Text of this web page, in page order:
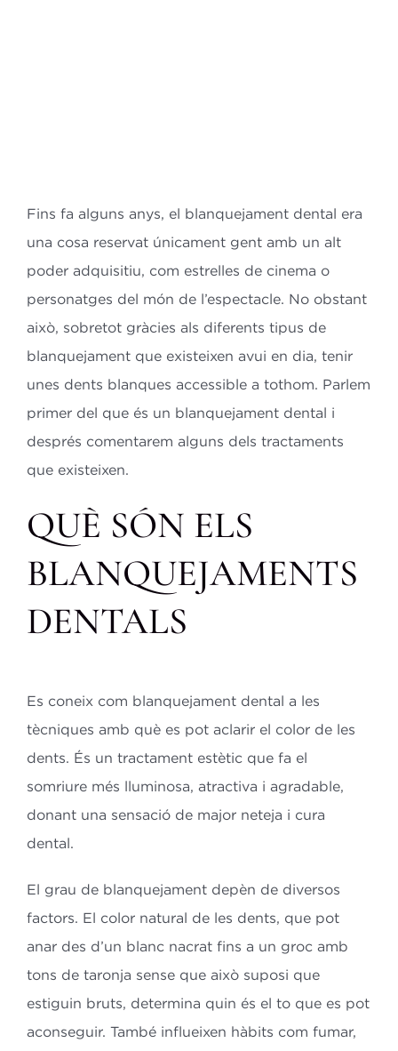
Fins fa alguns anys, el blanquejament dental era
una cosa reservat únicament gent amb un alt
poder adquisitiu, com estrelles de cinema o
personatges del món de l’espectacle. No obstant
això, sobretot gràcies als diferents tipus de
blanquejament que existeixen avui en dia, tenir
unes dents blanques accessible a tothom. Parlem
primer del que és un blanquejament dental i
després comentarem alguns dels tractaments
que existeixen.
QUÈ SÓN ELS
BLANQUEJAMENTS
DENTALS
Es coneix com blanquejament dental a les
tècniques amb què es pot aclarir el color de les
dents. És un tractament estètic que fa el
somriure més lluminosa, atractiva i agradable,
donant una sensació de major neteja i cura
dental.
El grau de blanquejament depèn de diversos
factors. El color natural de les dents, que pot
anar des d’un blanc nacrat fins a un groc amb
tons de taronja sense que això suposi que
estiguin bruts, determina quin és el to que es pot
aconseguir. També influeixen hàbits com fumar,